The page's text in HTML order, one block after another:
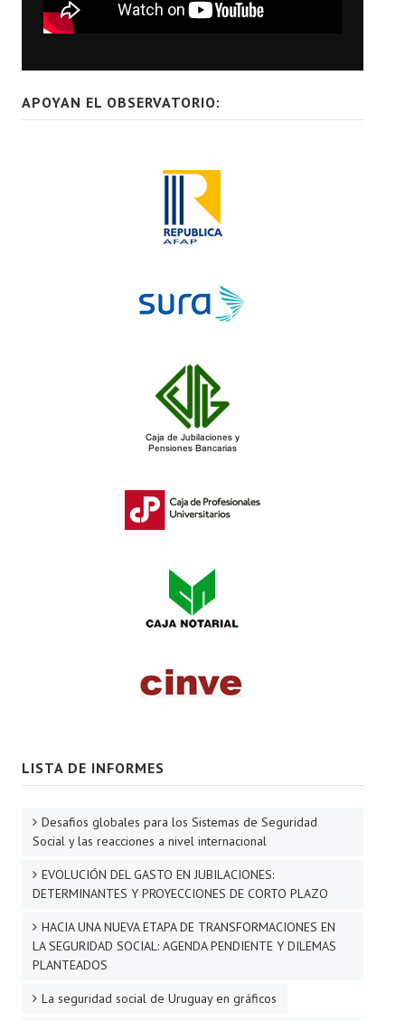
APOYAN EL OBSERVATORIO:
LISTA DE INFORMES
Desafios globales para los Sistemas de Seguridad
Social y las reacciones a nivel internacional
EVOLUCIÓN DEL GASTO EN JUBILACIONES:
DETERMINANTES Y PROYECCIONES DE CORTO PLAZO
HACIA UNA NUEVA ETAPA DE TRANSFORMACIONES EN
LA SEGURIDAD SOCIAL: AGENDA PENDIENTE Y DILEMAS
PLANTEADOS
La seguridad social de Uruguay en gráficos